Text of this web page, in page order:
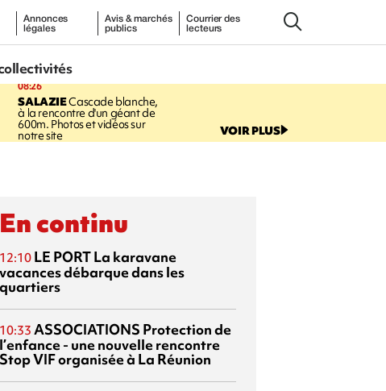
Annonces
légales
Avis & marchés
publics
Courrier des
lecteurs
08:26
SALAZIECascade blanche,
à la rencontre d'un géant de
600m. Photos et vidéos sur
notre site VOIR PLUS
En continu
12:10 LE PORTLa karavane
vacances débarque dans les
quartiers
10:33 ASSOCIATIONS Protection de
l’enfance - une nouvelle rencontre
Stop VIF organisée à La Réunion